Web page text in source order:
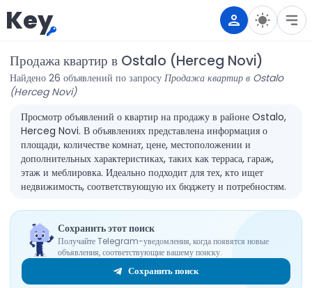
Key
Продажа квартир в Ostalo (Herceg Novi)
Найдено 26 объявлений по запросу Продажа квартир в Ostalo
(Herceg Novi)
Просмотр объявлений о квартир на продажу в районе Ostalo,
Herceg Novi. В объявлениях представлена информация о
площади, количестве комнат, цене, местоположении и
дополнительных характеристиках, таких как терраса, гараж,
этаж и меблировка. Идеально подходит для тех, кто ищет
недвижимость, соответствующую их бюджету и потребностям.
Сохранить этот поиск
Получайте Telegram-уведомления, когда появятся новые
объявления, соответствующие вашему поиску.
Сохранить поиск